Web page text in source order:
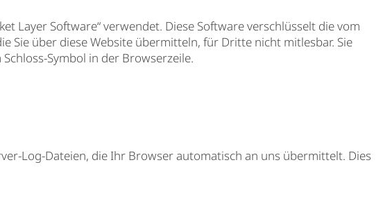
Layer Software“ verwendet. Diese Software verschlüsselt die vom
Sie über diese Website übermitteln, für Dritte nicht mitlesbar. Sie
Symbol in der Browserzeile.
Log-Dateien, die Ihr Browser automatisch an uns übermittelt. Dies